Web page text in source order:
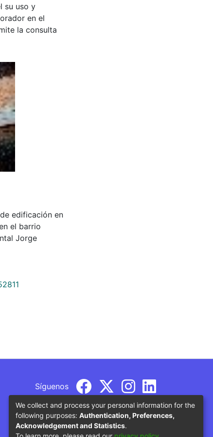
su uso y
en el
la consulta
edificación en
el barrio
Jorge
Síguenos
We collect and process your personal information for the
following purposes: Authentication, Preferences,
Acknowledgement and Statistics.